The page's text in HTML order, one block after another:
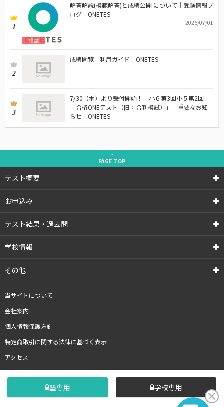
1
模試
解答解説(模範解答)と成績公開 について｜受験情報ブ
ログ｜ONETES
2026/07/01
2
成績閲覧｜利用ガイド｜ONETES
3
7/30（木）より受付開始！ 小６第3回小５第2回
「合格ONEテスト（旧：合判模試）」｜重要なお知
らせ｜ONETES
PAGE TOP
テスト概要
お申込み
テスト結果・過去問
学校情報
その他
当サイトについて
会社案内
個人情報保護方針
特定商取引に関する法律に基づく表示
アクセス
塾専用 学校専用